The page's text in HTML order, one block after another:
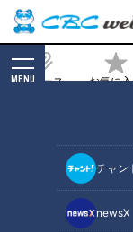
ニュース お気に
MENU
チャン
newsX
っ人”たち